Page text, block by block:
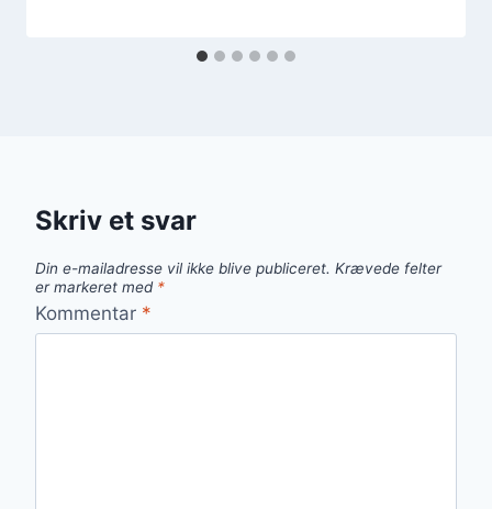
Skriv et svar
Din e-mailadresse vil ikke blive publiceret. Krævede felter
er markeret med *
Kommentar *